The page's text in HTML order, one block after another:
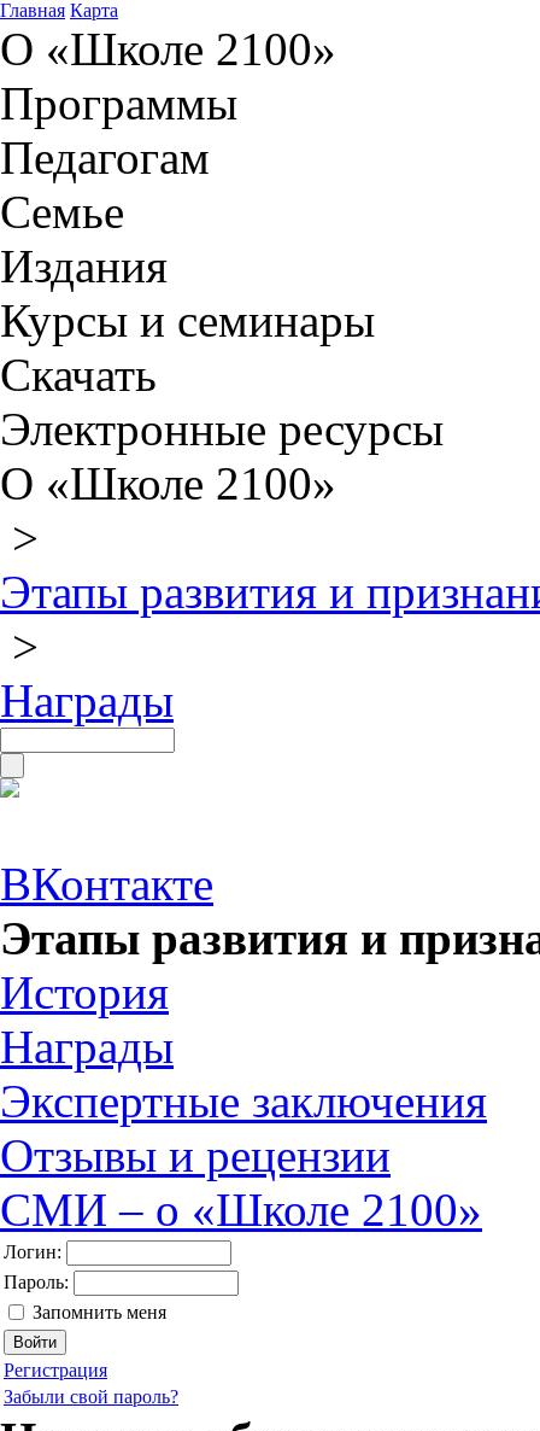
Главная Карта
О «Школе 2100»
Программы
Педагогам
Семье
Издания
Курсы и семинары
Скачать
Электронные ресурсы
О «Школе 2100»
>
Этапы развития и
>
Награды
ВКонтакте
Этапы развития и
История
Награды
Экспертные заключения
Отзывы и рецензии
СМИ – о «Школе 2100»
Логин:
Пароль:
Запомнить меня
Регистрация
Забыли свой пароль?